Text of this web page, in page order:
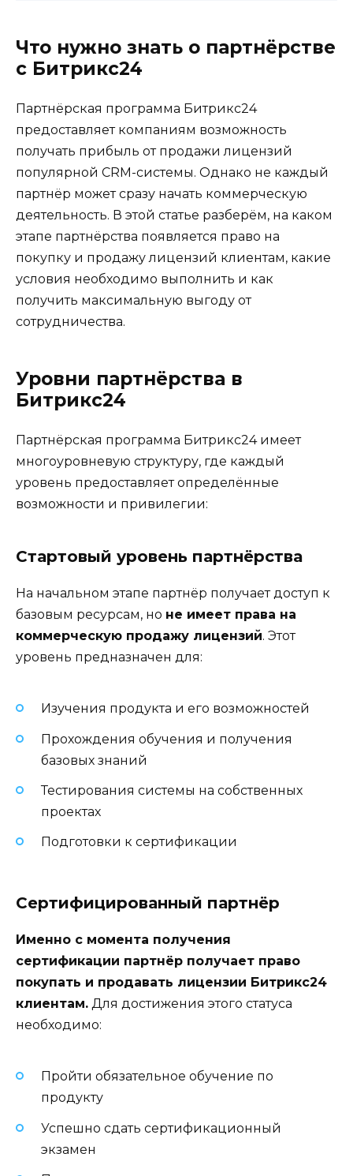
Что нужно знать о партнёрстве
с Битрикс24
Партнёрская программа Битрикс24
предоставляет компаниям возможность
получать прибыль от продажи лицензий
популярной CRM-системы. Однако не каждый
партнёр может сразу начать коммерческую
деятельность. В этой статье разберём, на каком
этапе партнёрства появляется право на
покупку и продажу лицензий клиентам, какие
условия необходимо выполнить и как
получить максимальную выгоду от
сотрудничества.
Уровни партнёрства в
Битрикс24
Партнёрская программа Битрикс24 имеет
многоуровневую структуру, где каждый
уровень предоставляет определённые
возможности и привилегии:
Стартовый уровень партнёрства
На начальном этапе партнёр получает доступ к
базовым ресурсам, но не имеет права на
коммерческую продажу лицензий. Этот
уровень предназначен для:
Изучения продукта и его возможностей
Прохождения обучения и получения
базовых знаний
Тестирования системы на собственных
проектах
Подготовки к сертификации
Сертифицированный партнёр
Именно с момента получения
сертификации партнёр получает право
покупать и продавать лицензии Битрикс24
клиентам. Для достижения этого статуса
необходимо:
Пройти обязательное обучение по
продукту
Успешно сдать сертификационный
экзамен